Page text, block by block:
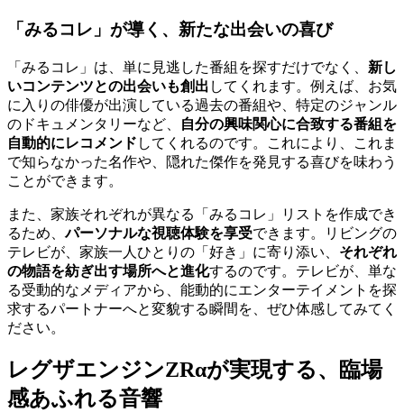
「みるコレ」が導く、新たな出会いの喜び
「みるコレ」は、単に見逃した番組を探すだけでなく、 新し
いコンテンツとの出会いも創出 してくれます。例えば、お気
に入りの俳優が出演している過去の番組や、特定のジャンル
のドキュメンタリーなど、
自分の興味関心に合致する番組を
自動的にレコメンド してくれるのです。これにより、これま
で知らなかった名作や、隠れた傑作を発見する喜びを味わう
ことができます。
また、家族それぞれが異なる「みるコレ」リストを作成でき
るため、パーソナルな視聴体験を享受できます。リビングの
テレビが、家族一人ひとりの「好き」に寄り添い、 それぞれ
の物語を紡ぎ出す場所へと進化するのです。テレビが、単な
る受動的なメディアから、能動的にエンターテイメントを探
求するパートナーへと変貌する瞬間を、ぜひ体感してみてく
ださい。
レグザエンジンZRαが実現する、臨場
感あふれる音響